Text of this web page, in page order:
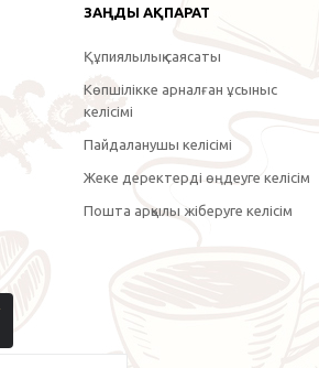
ЗАҢДЫ АҚПАРАТ
Құпиялылық саясаты
Көпшілікке арналған ұсыныс
келісімі
Пайдаланушы келісімі
Жеке деректерді өңдеуге келісім
Пошта арқылы жіберуге келісім